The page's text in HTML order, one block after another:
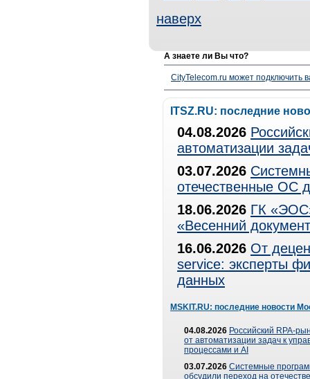
наверх
А знаете ли Вы что?
CityTelecom.ru может подключить
ITSZ.RU: последние
04.08.2026
автоматизации
03.07.2026
отечественные ОС
18.06.2026 ГК
«Весенний
16.06.2026 От
service: эксперты
данных
MSKIT.RU: последние новости
04.08.2026 Российский RPA-
от автоматизации задач к
процессами и AI
03.07.2026 Системные
обсудили переход на